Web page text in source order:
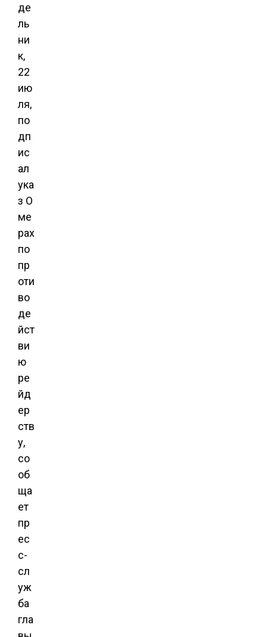
де
ль
ни
к,
22
ию
ля,
по
дп
ис
ал
ука
з О
ме
рах
по
пр
оти
во
де
йст
ви
ю
ре
йд
ер
ств
у,
со
об
ща
ет
пр
ес
с-
сл
уж
ба
гла